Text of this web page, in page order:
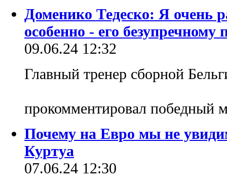
Доменико Тедеско: Я очень
особенно - его безупречному
09.06.24 12:32
Главный тренер сборной
прокомментировал победный
Почему на Евро мы не
Куртуа
07.06.24 12:30